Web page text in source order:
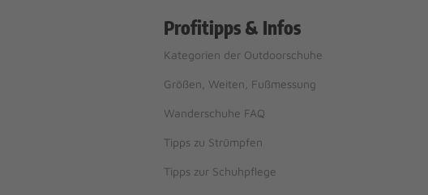
Profitipps & Infos
Kategorien der Outdoorschuhe
Größen, Weiten, Fußmessung
Wanderschuhe FAQ
Tipps zu Strümpfen
Tipps zur Schuhpflege